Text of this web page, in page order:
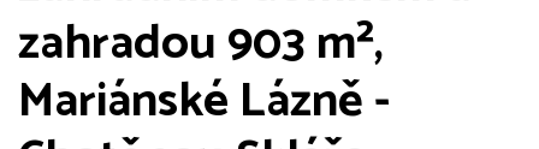
zahradou 903 m²,
Mariánské Lázně -